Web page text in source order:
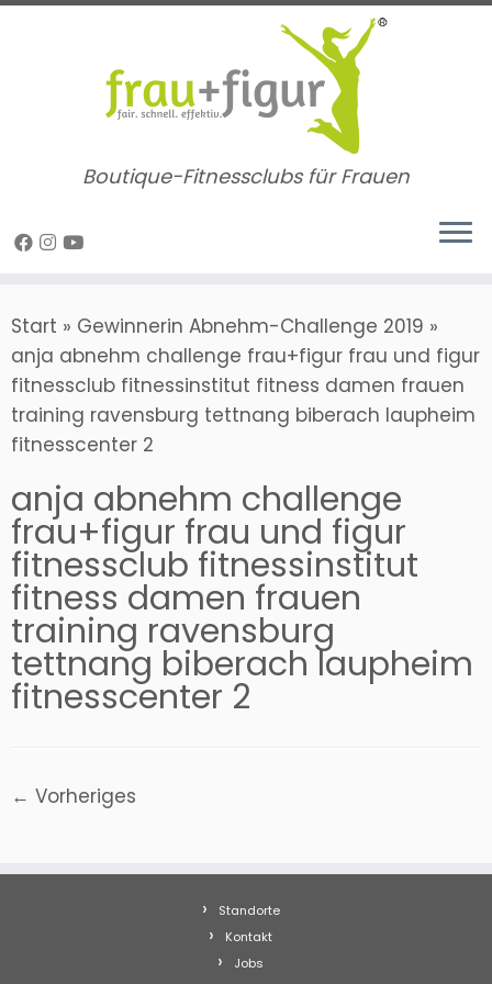
Zum
Boutique-Fitnessclubs für Frauen
Start » Gewinnerin Abnehm-Challenge 2019 »
anja abnehm challenge frau+figur frau und figur
fitnessclub fitnessinstitut fitness damen frauen
training ravensburg tettnang biberach laupheim
fitnesscenter 2
anja abnehm challenge
frau+figur frau und figur
fitnessclub fitnessinstitut
fitness damen frauen
training ravensburg
tettnang biberach laupheim
fitnesscenter 2
← Vorheriges
Standorte
Kontakt
Jobs